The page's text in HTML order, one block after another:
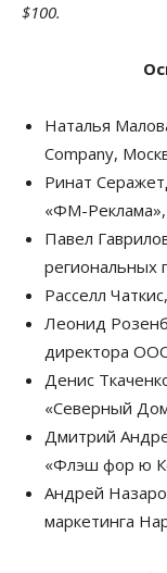
$100.
Наталья
Company,
Ринат
«ФМ-
Павел
региональных
Расселл
Леонид
директора
Денис
«Северный
Дмитрий
«Флэш фор ю
Андрей
маркетинга